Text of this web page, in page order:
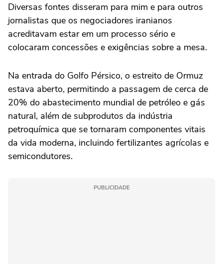
Diversas fontes disseram para mim e para outros
jornalistas que os negociadores iranianos
acreditavam estar em um processo sério e
colocaram concessões e exigências sobre a mesa.
Na entrada do Golfo Pérsico, o estreito de Ormuz
estava aberto, permitindo a passagem de cerca de
20% do abastecimento mundial de petróleo e gás
natural, além de subprodutos da indústria
petroquímica que se tornaram componentes vitais
da vida moderna, incluindo fertilizantes agrícolas e
semicondutores.
PUBLICIDADE